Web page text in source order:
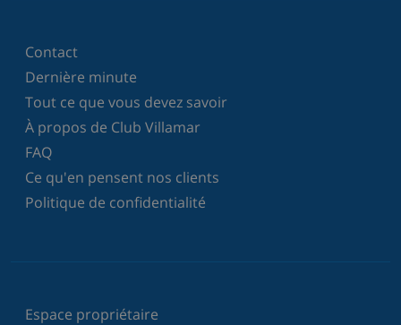
Contact
Dernière minute
Tout ce que vous devez savoir
À propos de Club Villamar
FAQ
Ce qu'en pensent nos clients
Politique de confidentialité
Espace propriétaire